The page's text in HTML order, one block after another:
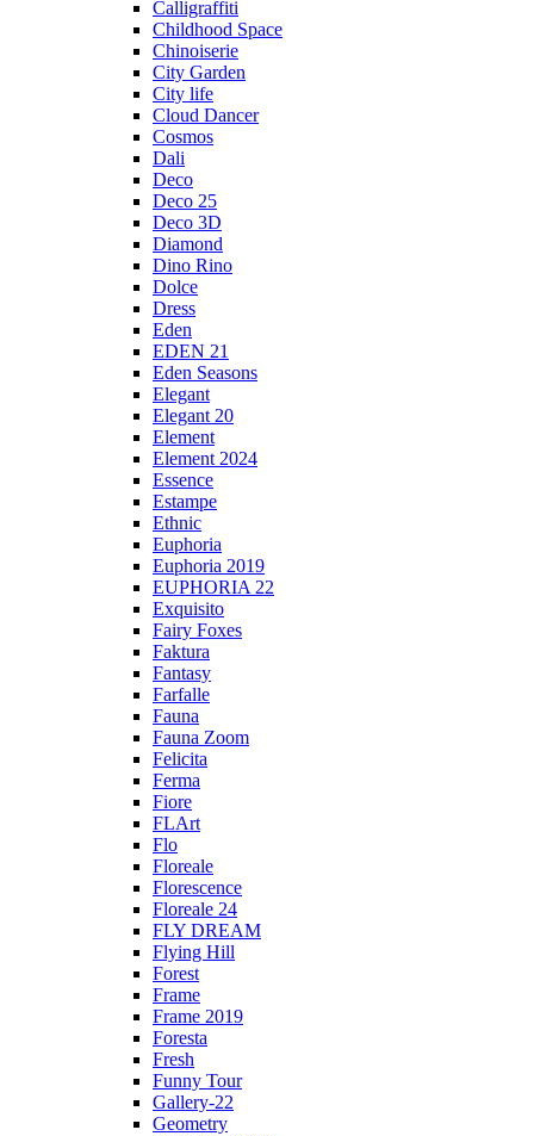
Calligraffiti
Childhood Space
Chinoiserie
City Garden
City life
Cloud Dancer
Cosmos
Dali
Deco
Deco 25
Deco 3D
Diamond
Dino Rino
Dolce
Dress
Eden
EDEN 21
Eden Seasons
Elegant
Elegant 20
Element
Element 2024
Essence
Estampe
Ethnic
Euphoria
Euphoria 2019
EUPHORIA 22
Exquisito
Fairy Foxes
Faktura
Fantasy
Farfalle
Fauna
Fauna Zoom
Felicita
Ferma
Fiore
FLArt
Flo
Floreale
Florescence
Floreale 24
FLY DREAM
Flying Hill
Forest
Frame
Frame 2019
Foresta
Fresh
Funny Tour
Gallery-22
Geometry